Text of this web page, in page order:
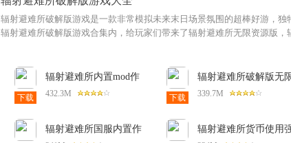
辐射避难所破解版游戏是一款非常模拟未来末日场景氛围的超棒好游，
辐射避难所破解版游戏合集内，给玩家们带来了辐射避难所无限资源版
下载
辐射避难所内置mod作
弊菜单最新版2.1.4最新
版
432.3M 下载
辐射避难所破解版无
午餐盒1.22.0最新版
339.7M
辐射避难所国服内置作
弊器版1.13.13安卓版
辐射避难所货币使用
加版1.14.3安卓版